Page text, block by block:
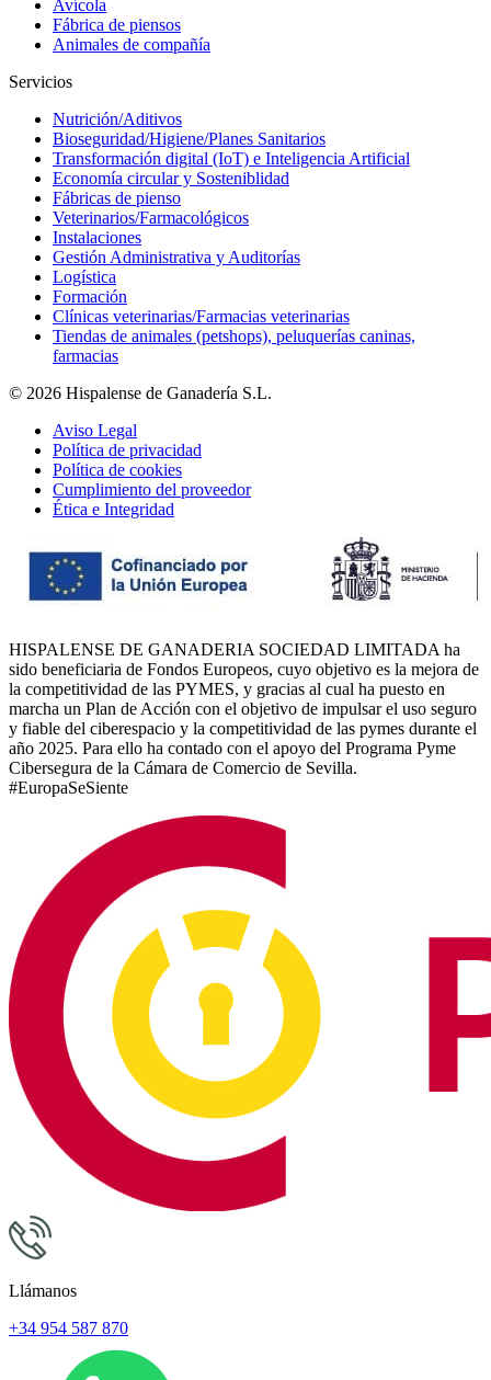
Avícola
Fábrica de piensos
Animales de compañía
Servicios
Nutrición/Aditivos
Bioseguridad/Higiene/Planes Sanitarios
Transformación digital (IoT) e Inteligencia Artificial
Economía circular y Sosteniblidad
Fábricas de pienso
Veterinarios/Farmacológicos
Instalaciones
Gestión Administrativa y Auditorías
Logística
Formación
Clínicas veterinarias/Farmacias veterinarias
Tiendas de animales (petshops), peluquerías caninas,
farmacias
© 2026 Hispalense de Ganadería S.L.
Aviso Legal
Política de privacidad
Política de cookies
Cumplimiento del proveedor
Ética e Integridad
HISPALENSE DE GANADERIA SOCIEDAD LIMITADA ha
sido beneficiaria de Fondos Europeos, cuyo objetivo es la mejora de
la competitividad de las PYMES, y gracias al cual ha puesto en
marcha un Plan de Acción con el objetivo de impulsar el uso seguro
y fiable del ciberespacio y la competitividad de las pymes durante el
año 2025. Para ello ha contado con el apoyo del Programa Pyme
Cibersegura de la Cámara de Comercio de Sevilla.
#EuropaSeSiente
Llámanos
+34 954 587 870